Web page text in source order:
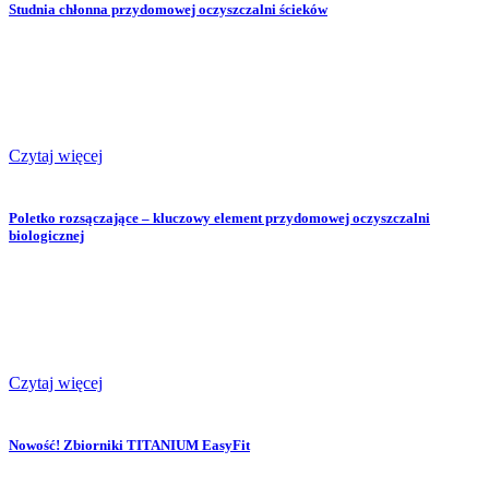
Studnia chłonna przydomowej oczyszczalni ścieków
Czytaj więcej
Poletko rozsączające – kluczowy element przydomowej oczyszczalni
biologicznej
Czytaj więcej
Nowość! Zbiorniki TITANIUM EasyFit